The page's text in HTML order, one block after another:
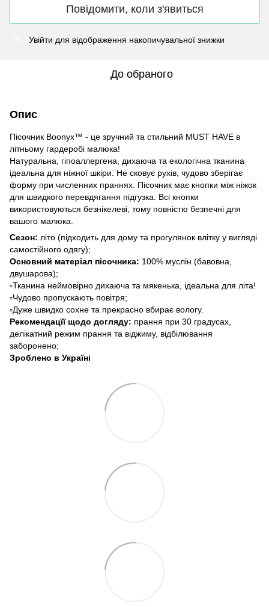
Повідомити, коли з'явиться
Увійти для відображення накопичувальної знижки
До обраного
Опис
Пісочник Boonyx™ - це зручний та стильний MUST HAVE в
літньому гардеробі малюка!
Натуральна, гіпоаллергена, дихаюча та екологічна тканина
ідеальна для ніжної шкіри. Не сковує рухів, чудово зберігає
форму при численних праннях. Пісочник має кнопки між ніжок
для швидкого перевдягання підгузка. Всі кнопки
використовуються безнікелеві, тому повністю безпечні для
вашого малюка.
Сезон: літо (підходить для дому та прогулянок влітку у вигляді
самостійного одягу);
Основний матеріал пісочника: 100% муслін (бавовна,
двушарова);
▫️Тканина неймовірно дихаюча та мякенька, ідеальна для літа!
▫️Чудово пропускають повітря;
▫️Дуже швидко сохне та прекрасно вбирає вологу.
Рекомендацїї щодо догляду: прання при 30 градусах,
делікатний режим прання та віджиму, відбілювання
заборонено;
Зроблено в Україні